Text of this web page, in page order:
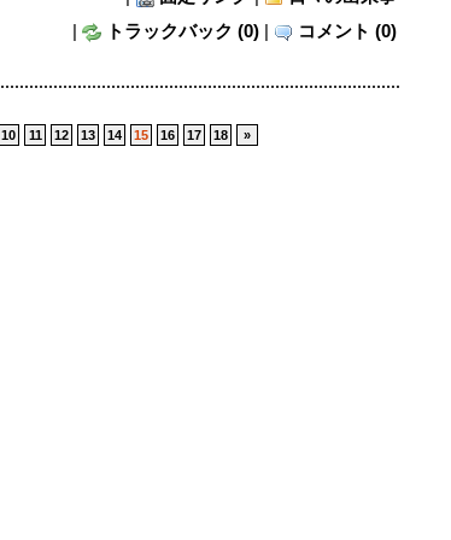
|
トラックバック (0) | コメント (0)
10 11 12 13 14 15 16 17 18 »